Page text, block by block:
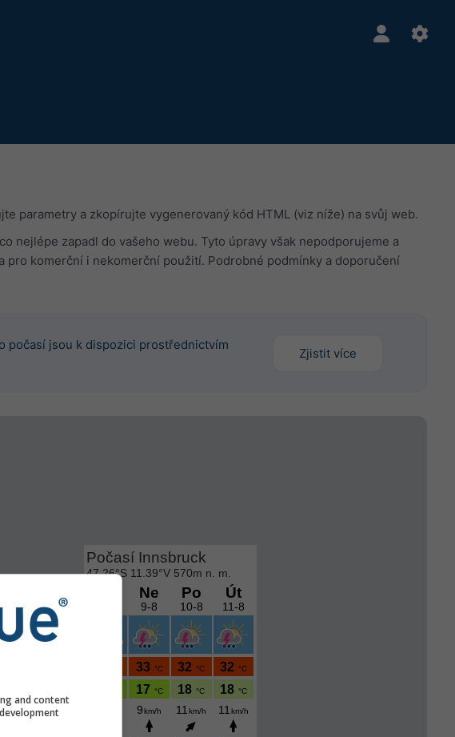
parametry a zkopírujte vygenerovaný kód HTML (viz níže) na svůj web.
nejlépe zapadl do vašeho webu. Tyto úpravy však nepodporujeme a
komerční i nekomerční použití. Podrobné podmínky a doporučení
počasí jsou k dispozici prostřednictvím
Zjistit více
and content